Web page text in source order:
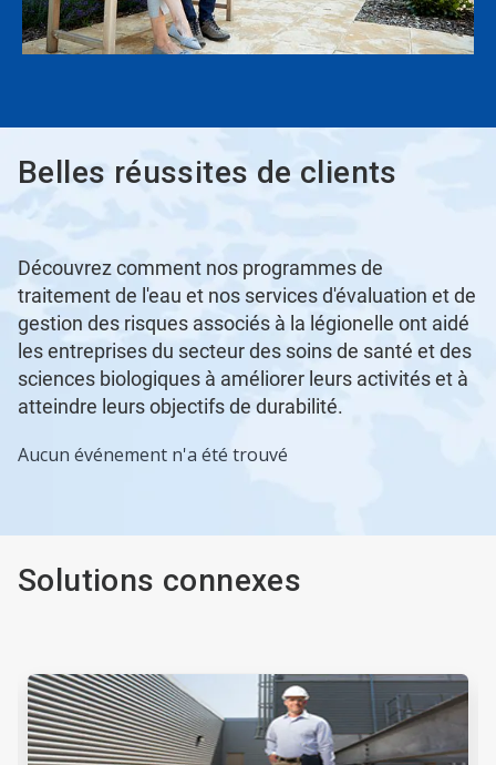
Belles réussites de clients
Découvrez comment nos programmes de
traitement de l'eau et nos services d'évaluation et de
gestion des risques associés à la légionelle ont aidé
les entreprises du secteur des soins de santé et des
sciences biologiques à améliorer leurs activités et à
atteindre leurs objectifs de durabilité.
Aucun événement n'a été trouvé
Solutions connexes
Ceci
est
un
carrousel.
Utilisez